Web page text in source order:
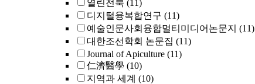
열린전북 (11)
디지털융복합연구 (11)
예술인문사회융합멀티미디어논문지 (11)
대한조선학회 논문집 (11)
Journal of Apiculture (11)
仁濟醫學 (10)
지역과 세계 (10)